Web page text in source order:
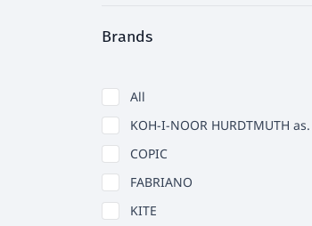
Brands
All
KOH-I-NOOR HURDTMUTH as.
COPIC
FABRIANO
KITE